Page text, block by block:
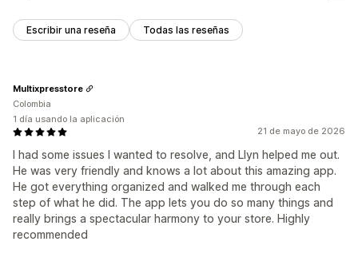
Escribir una reseña Todas las reseñas
21 de mayo de 2026
I had some issues I wanted to resolve, and Llyn helped me out.
He was very friendly and knows a lot about this amazing app.
He got everything organized and walked me through each
step of what he did. The app lets you do so many things and
really brings a spectacular harmony to your store. Highly
recommended
Multixpresstore
Colombia
1 día usando la aplicación